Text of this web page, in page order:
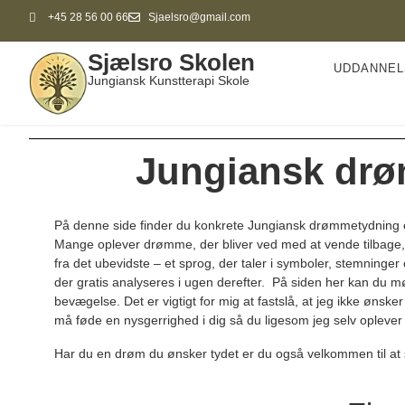
+45 28 56 00 66 Sjaelsro@gmail.com
Sjælsro Skolen
Jungiansk Kunstterapi Skole
Jungiansk
På denne side finder du konkrete Jungiansk drømmetydning
Mange oplever drømme, der bliver ved med at vende
fra det ubevidste – et sprog, der taler i symboler,
der gratis analyseres i ugen derefter. På siden her kan du
bevægelse. Det er vigtigt for mig at fastslå, at jeg ikke
må føde en nysgerrighed i dig så du ligesom jeg selv
Har du en drøm du ønsker tydet er du også velkommen til